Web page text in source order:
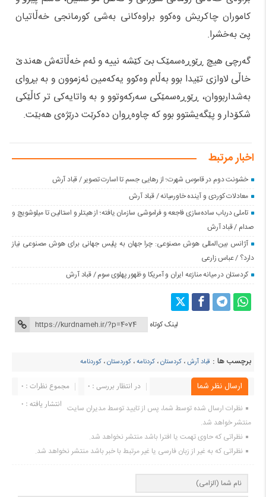
کاموران چاکریش وەکوو براوەکانی بەشی کورمانجی خەڵاتیان
پێ بەخشرا.
گەرچی هیچ ڕێوڕەسمێک بێ کێشە نییە و ئەم خەڵاتەش هەندێ
خاڵی لاوازی تێیدا بوو بەڵام وەکوو یەکەمین ئەزموون و بە بڕوای
بەشداربووان، ڕێوڕەسمێکی سەرکەوتوو و بە واتایەکی تر کاڵێکی
شکۆدار و پێگەیشتوو بوو کە چاوەڕوان دەکرێت درێژەی هەبێت.
اخبار مرتبط
خشونت دوم در قاموس شهرت؛ از رهایی جسم تا اسارت تصویر / قباد آرش
معادلات کوردی و آینده خاورمیانه / قباد آرش
تاملی درباب سادەسازی فاجعە و فراموشی سازمان یافتە؛ از هیتلر و استالین تا میلوشویچ و
صدام / قباد آرش
آژانس بین‌المللی هوش مصنوعی: چرا جهان به پلیس جهانی برای هوش مصنوعی نیاز
دارد؟ / عباس زارعی
کردستان در میانه منازعە ایران و آمریکا و ظهور پهلوی سوم / قباد آرش
لینک کوتاه
برچسب ها : قباد آرش، کردستان، کردنامه، کوردستان، کوردنامه
ارسال نظر شما مجموع نظرات : 0
در انتظار بررسی : 0
انتشار یافته : ۰ نظرات ارسال شده توسط شما، پس از تایید توسط مدیران سایت
منتشر خواهد شد.
نظراتی که حاوی تهمت یا افترا باشد منتشر نخواهد شد.
نظراتی که به غیر از زبان فارسی یا غیر مرتبط با خبر باشد منتشر نخواهد شد.